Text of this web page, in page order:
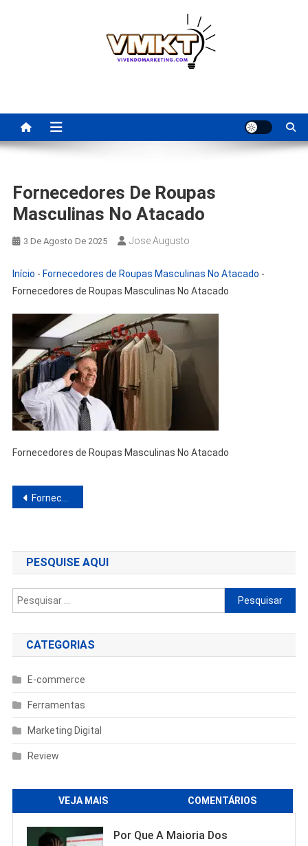
Para Revenda | Vivendo
Marketing
Fornecedores De Roupas
Masculinas No Atacado
3 De Agosto De 2025 Jose Augusto
Início - Fornecedores de Roupas Masculinas No Atacado -
Fornecedores de Roupas Masculinas No Atacado
Fornecedores de Roupas Masculinas No Atacado
Navegação
Post
Fornecedores de Roupas Masculinas No Atacado
PESQUISE AQUI
Pesquisar
por:
CATEGORIAS
E-commerce
Ferramentas
Marketing Digital
Review
VEJA MAIS COMENTÁRIOS
Por Que A Maioria Dos